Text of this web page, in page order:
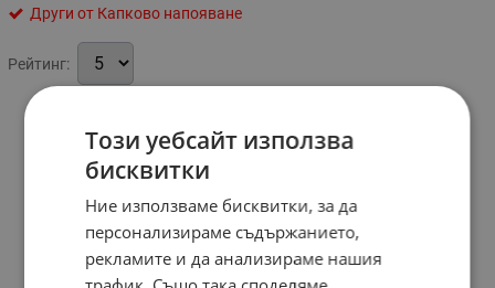
Други от Капково напояване
Рейтинг:
Този уебсайт използва
бисквитки
Ние използваме бисквитки, за да
персонализираме съдържанието,
рекламите и да анализираме нашия